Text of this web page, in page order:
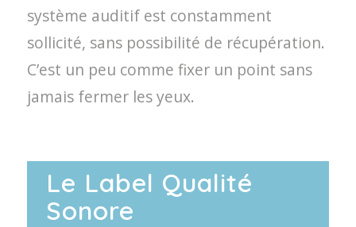
système auditif est constamment
sollicité, sans possibilité de récupération.
C’est un peu comme fixer un point sans
jamais fermer les yeux.
Le Label Qualité
Sonore